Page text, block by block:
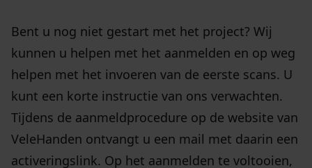
Bent u nog niet gestart met het project? Wij
kunnen u helpen met het aanmelden en op weg
helpen met het invoeren van de eerste scans. U
kunt een korte instructie van ons verwachten.
Tijdens de aanmeldprocedure op de website van
VeleHanden ontvangt u een mail met daarin een
activeringslink. Op het aanmelden te voltooien,